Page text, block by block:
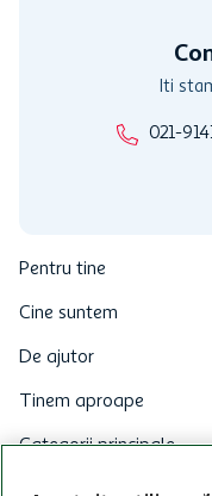
Iti
021-
Pentru tine
Cine suntem
De ajutor
Tinem aproape
Categorii principale